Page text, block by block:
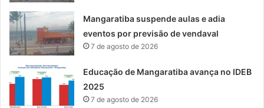
Mangaratiba suspende aulas e adia
eventos por previsão de vendaval
7 de agosto de 2026
Educação de Mangaratiba avança no IDEB
2025
7 de agosto de 2026